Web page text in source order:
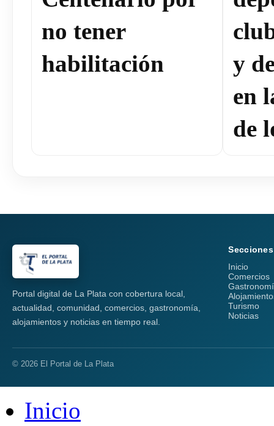
no tener
habilitación
y
en
de
Portal digital de La Plata con cobertura local,
actualidad, comunidad, comercios, gastronomía,
alojamientos y noticias en tiempo real.
Secciones
Inicio
Comercios
Turismo
Noticias
© 2026 El Portal de La Plata
Inicio